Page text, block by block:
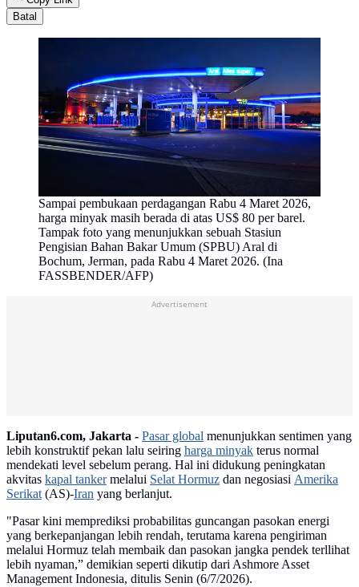
Batal
Sampai pembukaan perdagangan Rabu 4 Maret 2026,
harga minyak masih berada di atas US$ 80 per barel.
Tampak foto yang menunjukkan sebuah Stasiun
Pengisian Bahan Bakar Umum (SPBU) Aral di
Bochum, Jerman, pada Rabu 4 Maret 2026. (Ina
FASSBENDER/AFP)
Advertisement
Liputan6.com, Jakarta - Pasar global menunjukkan sentimen yang
lebih konstruktif pekan lalu seiring harga minyak terus normal
mendekati level sebelum perang. Hal ini didukung peningkatan
akvitas kapal tankermelalui Selat Hormuz dan negosiasi Amerika
Serikat(AS)-Iran yang berlanjut.
"Pasar kini memprediksi probabilitas guncangan pasokan energi
yang berkepanjangan lebih rendah, terutama karena pengiriman
melalui Hormuz telah membaik dan pasokan jangka pendek terllihat
lebih nyaman,” demikian seperti dikutip dari Ashmore Asset
Management Indonesia, ditulis Senin (6/7/2026).